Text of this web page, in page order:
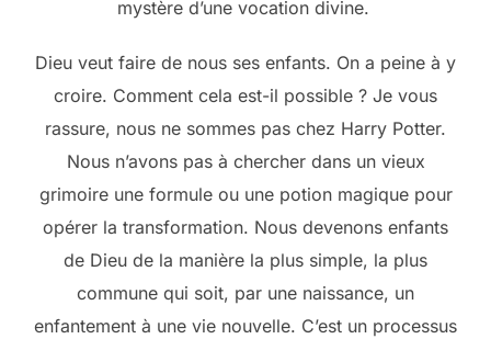
mystère d’une vocation divine.
Dieu veut faire de nous ses enfants. On a peine à y
croire. Comment cela est-il possible ? Je vous
rassure, nous ne sommes pas chez Harry Potter.
Nous n’avons pas à chercher dans un vieux
grimoire une formule ou une potion magique pour
opérer la transformation. Nous devenons enfants
de Dieu de la manière la plus simple, la plus
commune qui soit, par une naissance, un
enfantement à une vie nouvelle. C’est un processus